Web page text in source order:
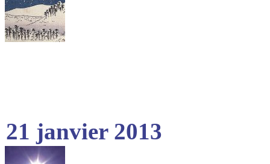
21 janvier 2013